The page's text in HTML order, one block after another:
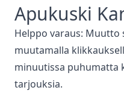
Apukuski
Helppo varaus: Muutto
muutamalla
minuutissa puhumatta
tarjouksia.